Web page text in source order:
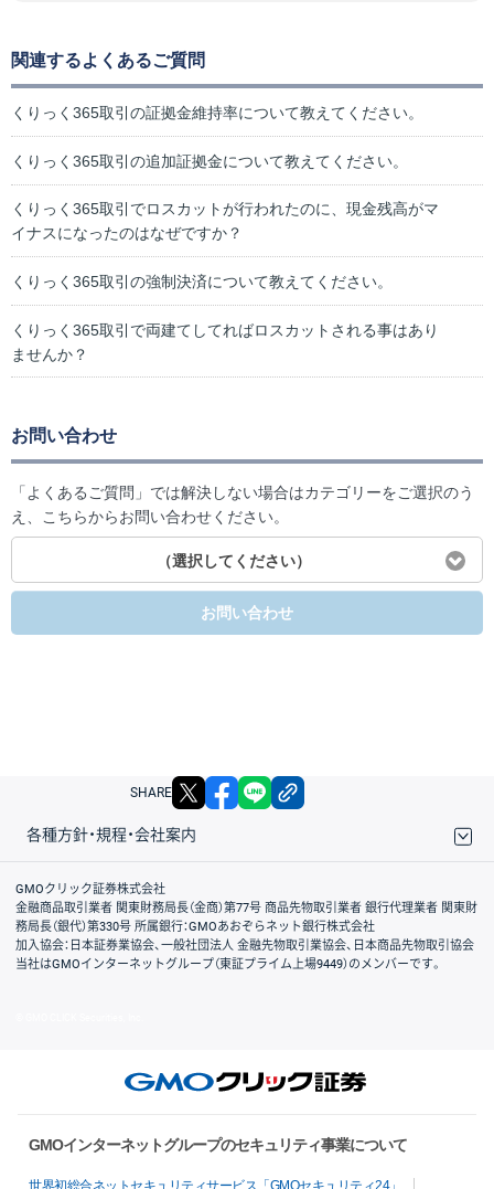
関連するよくあるご質問
くりっく365取引の証拠金維持率について教えてください。
くりっく365取引の追加証拠金について教えてください。
くりっく365取引でロスカットが行われたのに、現金残高がマ
イナスになったのはなぜですか？
くりっく365取引の強制決済について教えてください。
くりっく365取引で両建てしてればロスカットされる事はあり
ませんか？
お問い合わせ
「よくあるご質問」では解決しない場合はカテゴリーをご選択のう
え、こちらからお問い合わせください。
（選択してください）
お問い合わせ
SHARE X facebook
各種方針・規程・会社案内
取引規程・約款
サイトマップ
その他のご案内
個人情報保護方針
最良執行方針
サイトのご利用について
ディスクレイマー
信託保全
リスク説明
会社案内
GMOクリック証券株式会社
金融商品取引業者 関東財務局長（金商）第77号 商品先物取引業者 銀行代理業者 関東財
務局長（銀代）第330号 所属銀行：GMOあおぞらネット銀行株式会社
加入協会：日本証券業協会、一般社団法人 金融先物取引業協会、日本商品先物取引協会
当社はGMOインターネットグループ（東証プライム上場9449）のメンバーです。
GMOインターネットグループのセキュリティ事業について
世界初総合ネットセキュリティサービス「GMOセキュリティ24」